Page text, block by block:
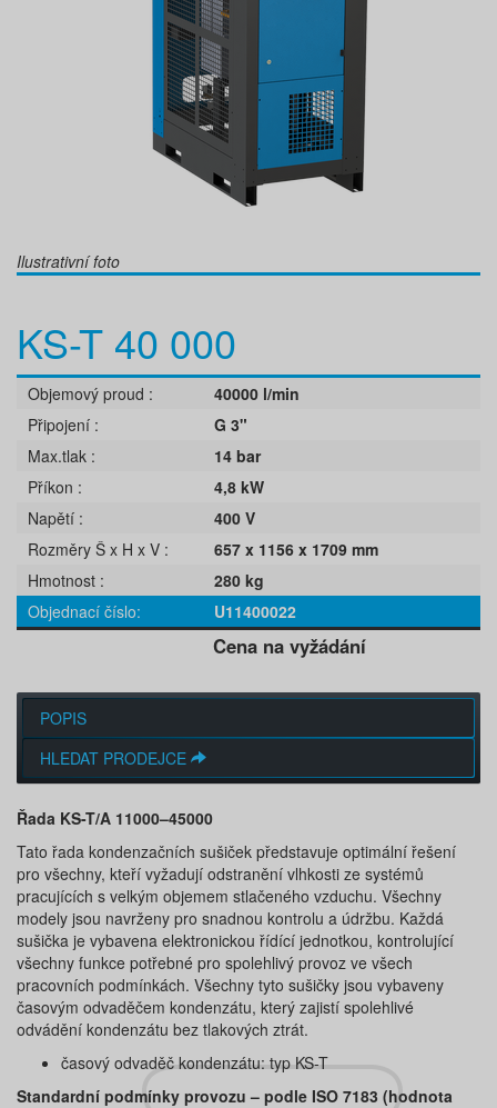
Ilustrativní foto
KS-T 40 000
Objemový proud
40000 l/min
Připojení
G 3"
Max.tlak
14 bar
Příkon
4,8 kW
Napětí
400 V
Rozměry Š x H x V
657 x 1156 x 1709 mm
Hmotnost
280 kg
Objednací číslo
U11400022
Cena na vyžádání
POPIS
HLEDAT PRODEJCE
Řada KS-T/A 11000–45000
Tato řada kondenzačních sušiček představuje optimální řešení
pro všechny, kteří vyžadují odstranění vlhkosti ze systémů
pracujících s velkým objemem stlačeného vzduchu. Všechny
modely jsou navrženy pro snadnou kontrolu a údržbu. Každá
sušička je vybavena elektronickou řídící jednotkou, kontrolující
všechny funkce potřebné pro spolehlivý provoz ve všech
pracovních podmínkách. Všechny tyto sušičky jsou vybaveny
časovým odvaděčem kondenzátu, který zajistí spolehlivé
odvádění kondenzátu bez tlakových ztrát.
časový odvaděč kondenzátu: typ KS-T
Standardní podmínky provozu – podle ISO 7183 (hodnota